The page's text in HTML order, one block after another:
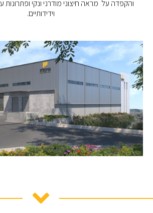
והקפדה על מראה חיצוני מודרני ונקי ופתרונות
וידידותיים.